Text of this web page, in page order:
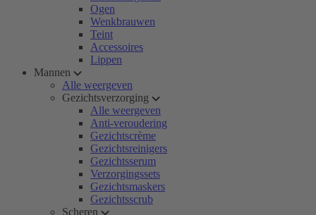
Ogen
Wenkbrauwen
Teint
Accessoires
Lippen
Mannen
Alle weergeven
Gezichtsverzorging
Alle weergeven
Anti-veroudering
Gezichtscrème
Gezichtsreinigers
Gezichtsserum
Verzorgingssets
Gezichtsmaskers
Gezichtsscrub
Scheren